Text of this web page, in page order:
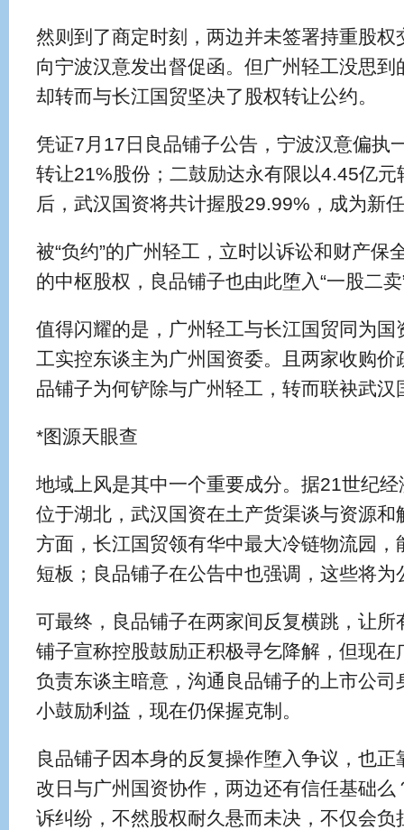
然则到了商定时刻，两边并未签署持重股
向宁波汉意发出督促函。但广州轻工没思
却转而与长江国贸坚决了股权转让公约。
凭证7月17日良品铺子公告，宁波汉意偏执
转让21%股份；二鼓励达永有限以4.45亿
后，武汉国资将共计握股29.99%，成为新
被“负约”的广州轻工，立时以诉讼和财产保
的中枢股权，良品铺子也由此堕入“一股二
值得闪耀的是，广州轻工与长江国贸同为
工实控东谈主为广州国资委。且两家收购
品铺子为何铲除与广州轻工，转而联袂武汉
*图源天眼查
地域上风是其中一个重要成分。据21世纪
位于湖北，武汉国资在土产货渠谈与资源
方面，长江国贸领有华中最大冷链物流园
短板；良品铺子在公告中也强调，这些将为
可最终，良品铺子在两家间反复横跳，让
铺子宣称控股鼓励正积极寻乞降解，但现
负责东谈主暗意，沟通良品铺子的上市公
小鼓励利益，现在仍保握克制。
良品铺子因本身的反复操作堕入争议，也正
改日与广州国资协作，两边还有信任基础
诉纠纷，不然股权耐久悬而未决，不仅会